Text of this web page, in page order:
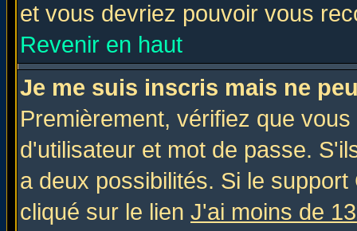
et vous devriez pouvoir vous
Revenir en haut
Je me suis inscris mais ne
Premièrement, vérifiez que
d'utilisateur et mot de passe.
a deux possibilités. Si le
cliqué sur le lien J'ai moins de